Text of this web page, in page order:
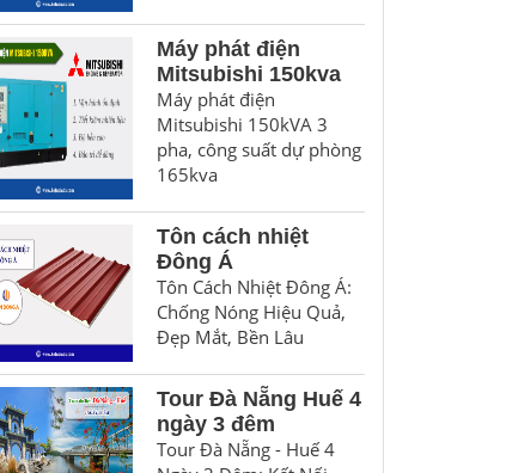
Máy phát điện
Mitsubishi 150kva
Máy phát điện
Mitsubishi 150kVA 3
pha, công suất dự phòng
165kva
Tôn cách nhiệt
Đông Á
Tôn Cách Nhiệt Đông Á:
Chống Nóng Hiệu Quả,
Đẹp Mắt, Bền Lâu
Tour Đà Nẵng Huế 4
ngày 3 đêm
Tour Đà Nẵng - Huế 4